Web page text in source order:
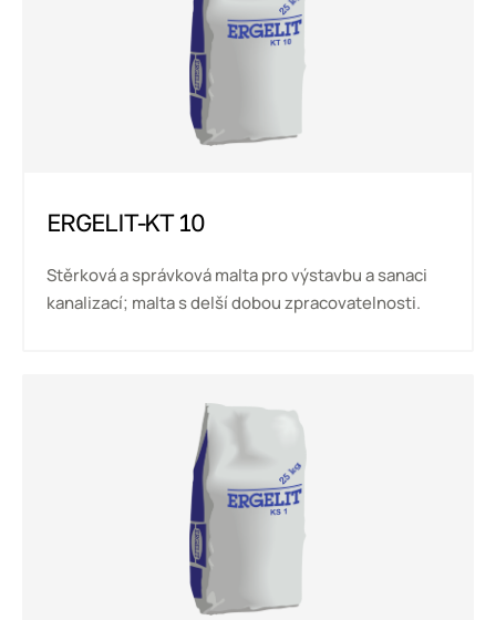
ERGELIT-KT 10
Stěrková a správková malta pro výstavbu a sanaci
kanalizací; malta s delší dobou zpracovatelnosti.